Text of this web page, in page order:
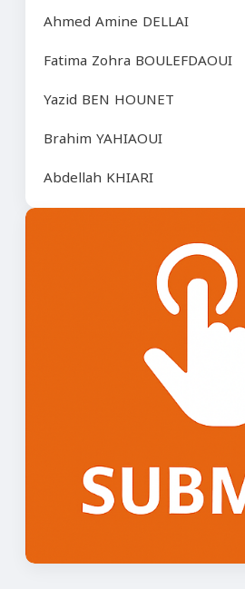
Ahmed Amine DELLAI
Fatima Zohra BOULEFDAOUI
Yazid BEN HOUNET
Brahim YAHIAOUI
Abdellah KHIARI